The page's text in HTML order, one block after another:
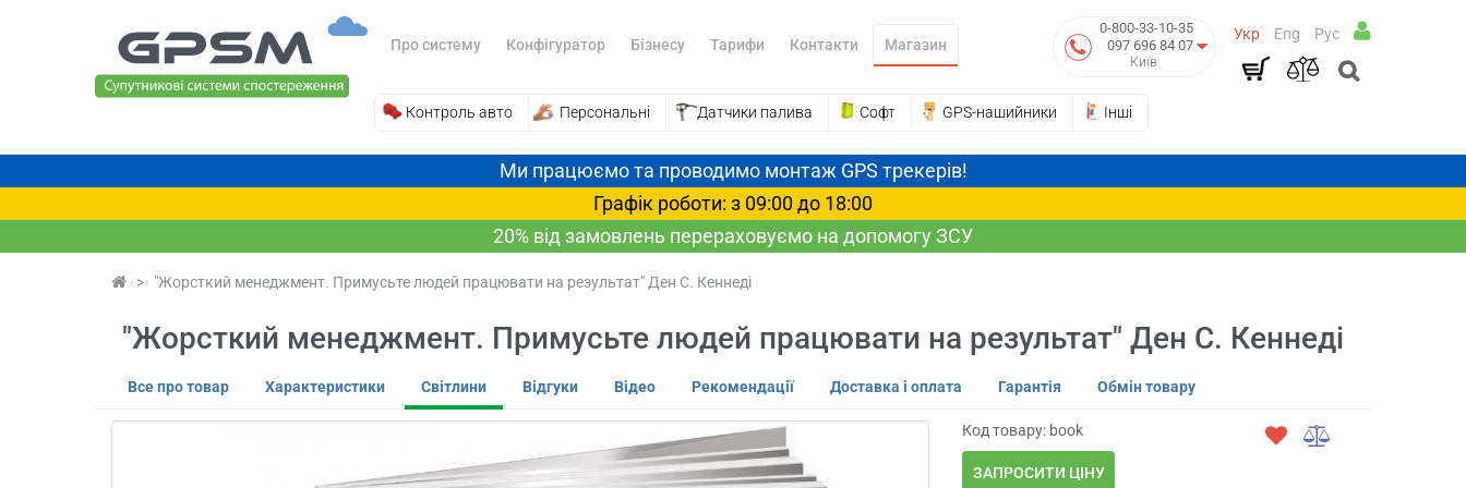
0-800-33-10-35
097 696 84 07
Київ
Укр Eng Рус
Про систему Конфігуратор Бізнесу Тарифи Контакти Магазин
Контроль авто Персональні Датчики палива Софт GPS-нашийники Інші
Ми працюємо та проводимо монтаж GPS трекерів!
Графік роботи: з 09:00 до 18:00
20% від замовлень перераховуємо на допомогу ЗСУ
> "Жорсткий менеджмент. Примусьте людей працювати на результат" Ден С. Кеннеді
"Жорсткий менеджмент. Примусьте людей працювати на результат" Ден С. Кеннеді
Все про товар Характеристики Світлини Відгуки Відео Рекомендації Доставка і оплата Гарантія Обмін товару
Код товару: book
ЗАПРОСИТИ ЦІНУ